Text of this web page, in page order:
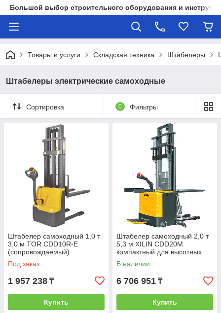
Большой выбор строительного оборудования и
Товары и услуги Складская техника Штабелеры
Штабелеры электрические самоходные
Сортировка 0 Фильтры
Штабелер самоходный 1,0 т
3,0 м TOR CDD10R-E
(сопровождаемый)
Под заказ
1 957 238 ₸
Купить
Штабелер самоходный 2,0 т
5,3 м XILIN CDD20M
компактный для высотных
работ (с платформой)
В наличии
6 706 951 ₸
Купить